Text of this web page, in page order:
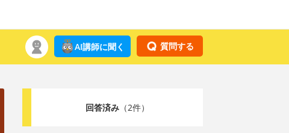
質問する
AI講師に聞く
回答済み（2件）